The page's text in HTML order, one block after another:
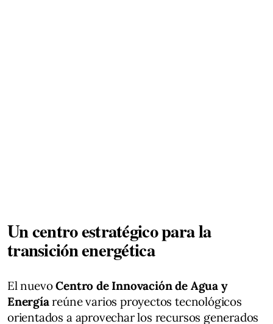
Un centro estratégico para la
transición energética
El nuevoCentro de Innovación de Agua y
Energíareúne varios proyectos tecnológicos
orientados a aprovechar los recursos generados